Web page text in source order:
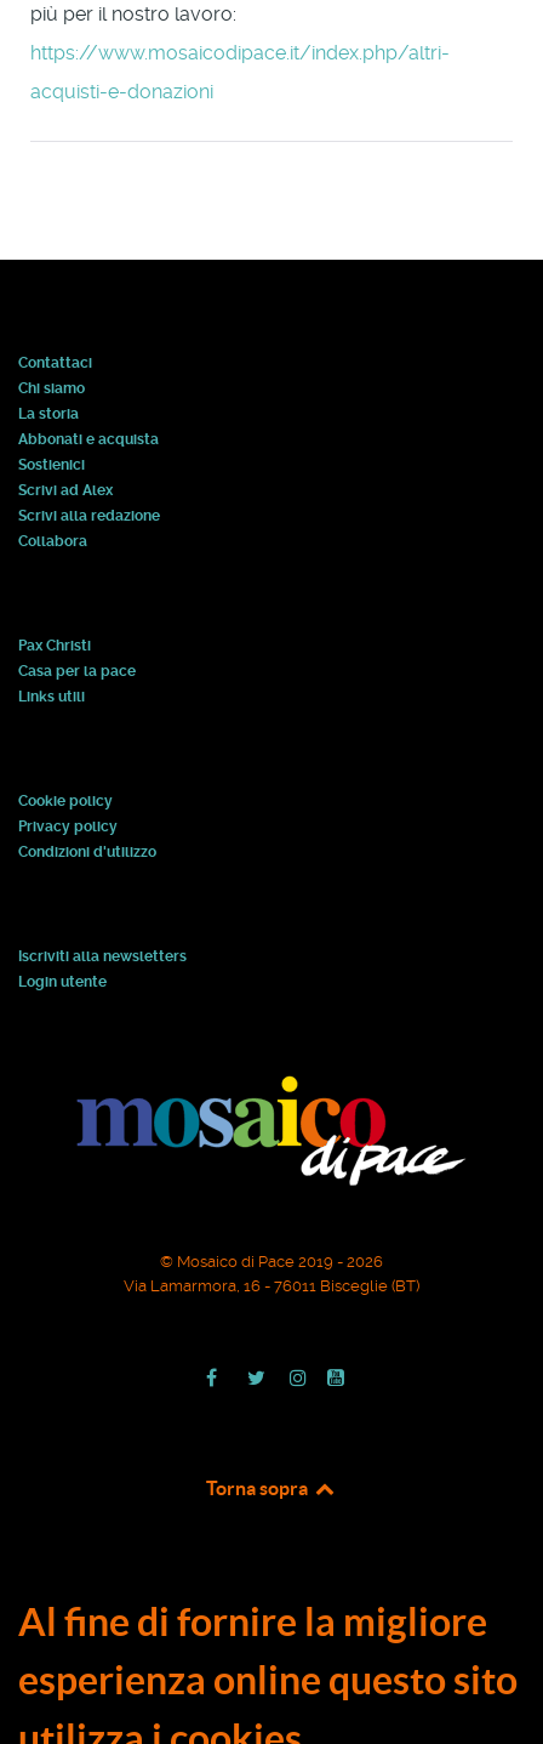
più per il nostro lavoro:
https://www.mosaicodipace.it/index.php/altri-
acquisti-e-donazioni
Contattaci
Chi siamo
La storia
Abbonati e acquista
Sostienici
Scrivi ad Alex
Scrivi alla redazione
Collabora
Pax Christi
Casa per la pace
Links utili
Cookie policy
Privacy policy
Condizioni d'utilizzo
Iscriviti alla newsletters
Login utente
© Mosaico di Pace 2019 - 2026
Via Lamarmora, 16 - 76011 Bisceglie (BT)
Torna sopra
Al fine di fornire la migliore
esperienza online questo sito